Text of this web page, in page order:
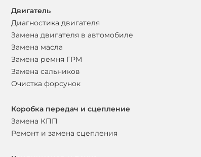
Двигатель
Диагностика двигателя
Замена двигателя в автомобиле
Замена масла
Замена ремня ГРМ
Замена сальников
Очистка форсунок
Коробка передач и сцепление
Замена КПП
Ремонт и замена сцепления